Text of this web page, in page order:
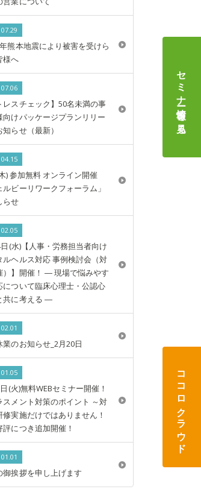
セミナー情報
を見る
ココロクラウド
熊本地震により被害を受けら
様へ
レスチェック】50名未満の事
向けパッケージプランリリー
知らせ（最新）
) 参加無料 オンライン開催
ルビーリワークフォーラム」
らせ
(水)【人事・労務担当者向け
ルヘルス対応 事例検討会（対
）】開催！ ― 現場で悩みやす
について臨床心理士・公認心
共に考える ―
業のお知らせ_2月20日
(火)無料WEBセミナー開催！
スメント対策のポイント ～対
修実施だけではありません！
評につき追加開催！
御挨拶を申し上げます